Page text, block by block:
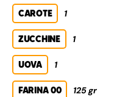
CAROTE 1
ZUCCHINE 1
UOVA 1
FARINA 00 125 gr